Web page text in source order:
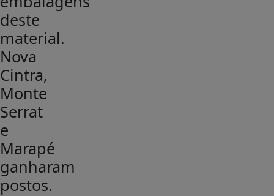
deste
material.
Nova
Cintra,
Monte
Serrat
e
Marapé
ganharam
postos.